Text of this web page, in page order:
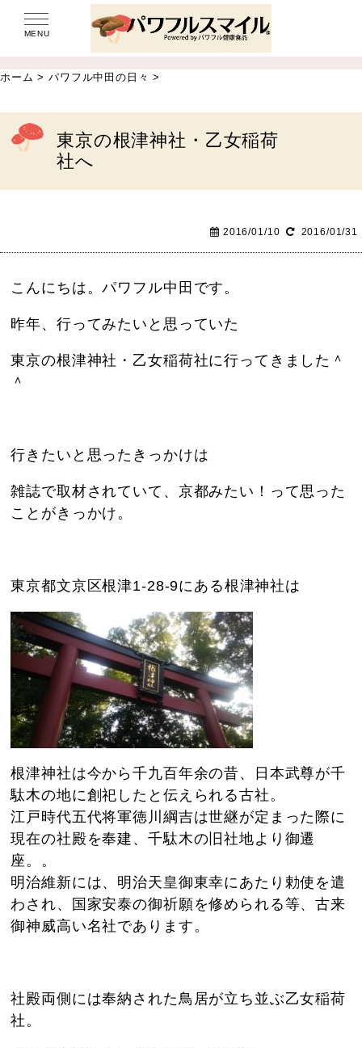
ホーム >パワフル中田の日々 >
東京の根津神社・乙女稲荷
社へ
2016/01/10 2016/01/31
こんにちは。パワフル中田です。
昨年、行ってみたいと思っていた
東京の根津神社・乙女稲荷社に行ってきました＾
＾
行きたいと思ったきっかけは
雑誌で取材されていて、京都みたい！って思った
ことがきっかけ。
東京都文京区根津1-28-9にある根津神社は
根津神社は今から千九百年余の昔、日本武尊が千
駄木の地に創祀したと伝えられる古社。
江戸時代五代将軍徳川綱吉は世継が定まった際に
現在の社殿を奉建、千駄木の旧社地より御遷
座。。
明治維新には、明治天皇御東幸にあたり勅使を遣
わされ、国家安泰の御祈願を修められる等、古来
御神威高い名社であります。
社殿両側には奉納された鳥居が立ち並ぶ乙女稲荷
社。